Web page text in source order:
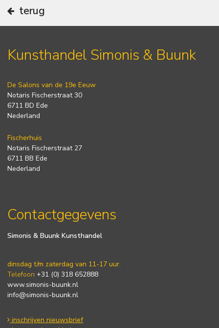
terug
Kunsthandel Simonis & Buunk
De Salons van de 19e Eeuw
Notaris Fischerstraat 30
6711 BD Ede
Nederland
Fischerhuis
Notaris Fischerstraat 27
6711 BB Ede
Nederland
Contactgegevens
Simonis & Buunk Kunsthandel
dinsdag t/m zaterdag van 11-17 uur.
Telefoon +31 (0) 318 652888
www.simonis-buunk.nl
info@simonis-buunk.nl
inschrijven nieuwsbrief